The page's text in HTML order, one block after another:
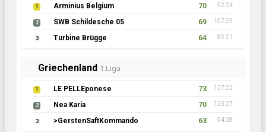
1 Arminius Belgium 70 92:24
2 SWB Schildesche 05 69 107:25
3 Turbine Brügge 64 80:21
Griechenland 1.Liga
1 LE PELLEponese 73 127:22
2 Nea Karia 70 123:27
3 >GerstenSaftKommando 63 94:28